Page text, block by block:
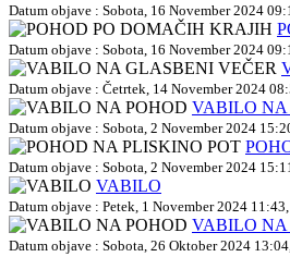
Datum objave : Sobota, 16 November 2024
Datum objave : Sobota, 16 November 2024
Datum objave : Četrtek, 14 November 2024
VABILO NA
Datum objave : Sobota, 2 November 2024
Datum objave : Sobota, 2 November 2024
VABILO
Datum objave : Petek, 1 November 2024
VABILO NA
Datum objave : Sobota, 26 Oktober 2024